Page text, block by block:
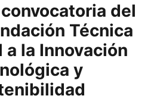
del
Técnica
la Innovación
y